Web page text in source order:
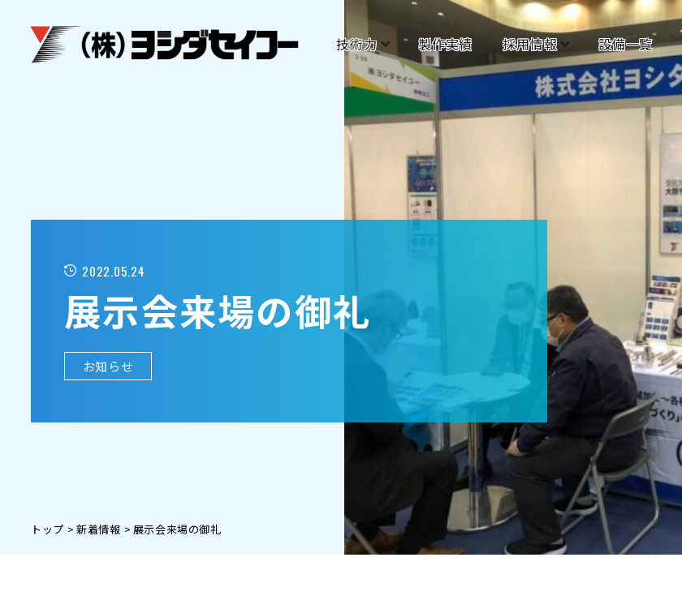
技術力 製作実績 採用情報 設備一覧
2022.05.24
展示会来場の御礼
お知らせ
トップ 新着情報 展示会来場の御礼